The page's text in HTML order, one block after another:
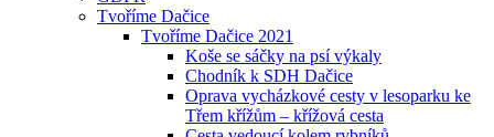
Tvoříme Dačice
Tvoříme Dačice 2021
Koše se sáčky na psí výkaly
Chodník k SDH Dačice
Oprava vycházkové cesty v lesoparku ke
Třem křížům – křížová cesta